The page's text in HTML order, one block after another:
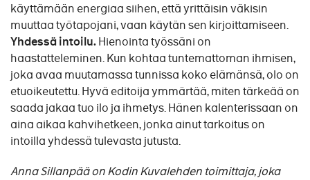
käyttämään energiaa siihen, että yrittäisin väkisin
muuttaa työtapojani, vaan käytän sen kirjoittamiseen.
Yhdessä intoilu.Hienointa työssäni on
haastatteleminen. Kun kohtaa tuntemattoman ihmisen,
joka avaa muutamassa tunnissa koko elämänsä, olo on
etuoikeutettu. Hyvä editoija ymmärtää, miten tärkeää on
saada jakaa tuo ilo ja ihmetys. Hänen kalenterissaan on
aina aikaa kahvihetkeen, jonka ainut tarkoitus on
intoilla yhdessä tulevasta jutusta.
Anna Sillanpää on Kodin Kuvalehden toimittaja, joka